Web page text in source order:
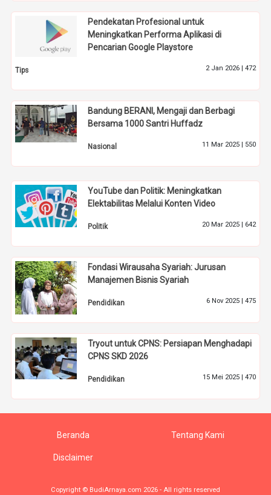
Pendekatan Profesional untuk
Meningkatkan Performa Aplikasi di
Pencarian Google Playstore
Tips 2 Jan 2026 | 472
Bandung BERANI, Mengaji dan Berbagi
Bersama 1000 Santri Huffadz
Nasional 11 Mar 2025 | 550
YouTube dan Politik: Meningkatkan
Elektabilitas Melalui Konten Video
Politik 20 Mar 2025 | 642
Fondasi Wirausaha Syariah: Jurusan
Manajemen Bisnis Syariah
Pendidikan 6 Nov 2025 | 475
Tryout untuk CPNS: Persiapan Menghadapi
CPNS SKD 2026
Pendidikan 15 Mei 2025 | 470
Beranda Tentang Kami
Disclaimer
Copyright © BudiArnaya.com 2026 - All rights reserved